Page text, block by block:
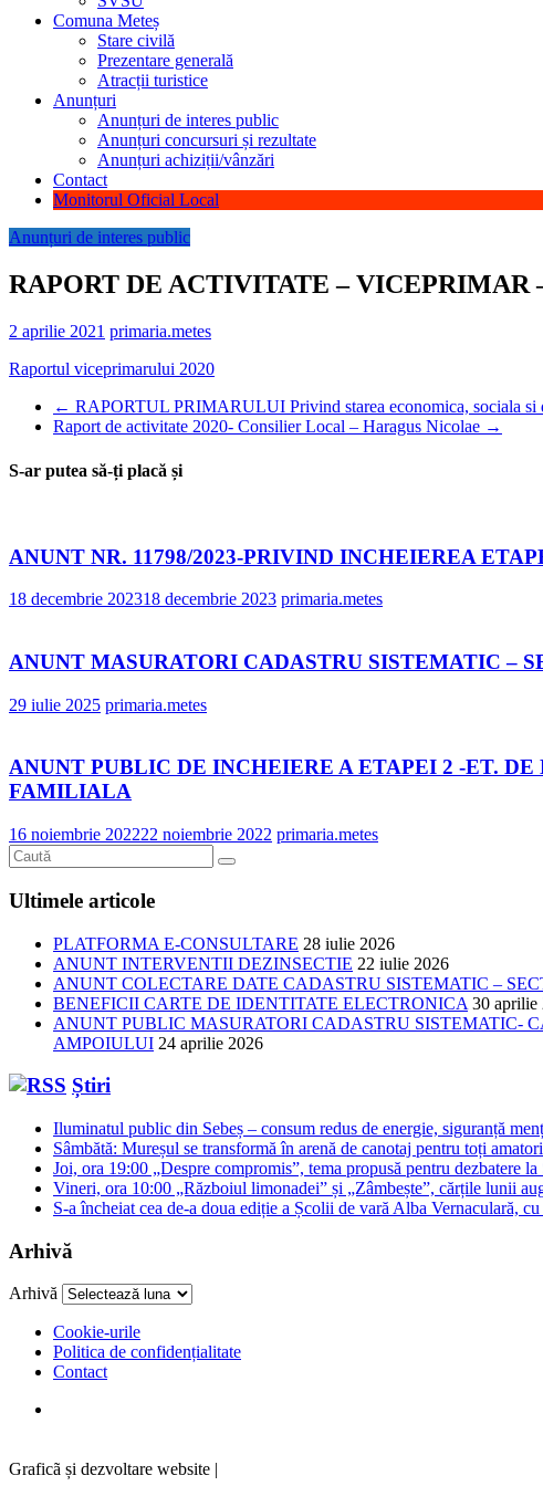
Comuna Meteș
Stare civilă
Prezentare generală
Atracții turistice
Anunțuri
Anunțuri de interes public
Anunțuri concursuri și rezultate
Anunțuri achiziții/vânzări
Contact
Monitorul Oficial Local
Anunțuri de interes public
RAPORT DE ACTIVITATE – VICEPRIMAR
2 aprilie 2021 primaria.metes
Raportul viceprimarului 2020
← RAPORTUL PRIMARULUI Privind starea economica, sociala si
Raport de activitate 2020- Consilier Local – Haragus Nicolae →
S-ar putea să-ți placă și
ANUNT NR. 11798/2023-PRIVIND INCHEIEREA
18 decembrie 202318 decembrie 2023 primaria.metes
ANUNT MASURATORI CADASTRU SISTEMATIC –
29 iulie 2025 primaria.metes
ANUNT PUBLIC DE INCHEIERE A ETAPEI 2 -ET.
FAMILIALA
16 noiembrie 202222 noiembrie 2022 primaria.metes
Ultimele articole
PLATFORMA E-CONSULTARE 28 iulie 2026
ANUNT INTERVENTII DEZINSECTIE 22 iulie 2026
ANUNT COLECTARE DATE CADASTRU SISTEMATIC –
BENEFICII CARTE DE IDENTITATE ELECTRONICA 30 aprilie
ANUNT PUBLIC MASURATORI CADASTRU SISTEMATIC-
AMPOIULUI 24 aprilie 2026
Știri
Iluminatul public din Sebeș – consum redus de energie, siguranță
Sâmbătă: Mureșul se transformă în arenă de canotaj pentru toți
Joi, ora 19:00 „Despre compromis”, tema propusă pentru dezbatere
Vineri, ora 10:00 „Războiul limonadei” și „Zâmbește”, cărțile lunii
S-a încheiat cea de-a doua ediție a Școlii de vară Alba Vernaculară,
Arhivă
Arhivă
Cookie-urile
Politica de confidențialitate
Contact
Graficã și dezvoltare website |